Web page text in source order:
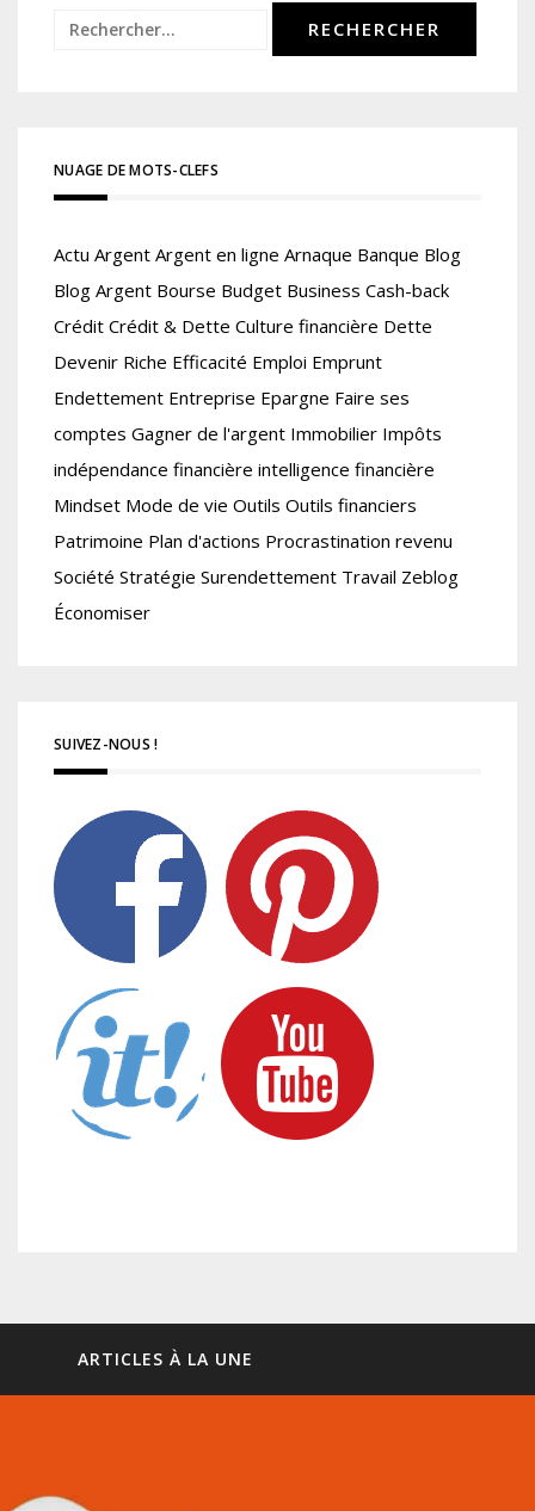
Rechercher :
NUAGE DE MOTS-CLEFS
Actu Argent Argent en ligne Arnaque Banque Blog
Blog Argent Bourse Budget Business Cash-back
Crédit Crédit & Dette Culture financière Dette
Devenir Riche Efficacité Emploi Emprunt
Endettement Entreprise Epargne Faire ses
comptes Gagner de l'argent Immobilier Impôts
indépendance financière intelligence financière
Mindset Mode de vie Outils Outils financiers
Patrimoine Plan d'actions Procrastination revenu
Société Stratégie Surendettement Travail Zeblog
Économiser
SUIVEZ-NOUS !
ARTICLES À LA UNE